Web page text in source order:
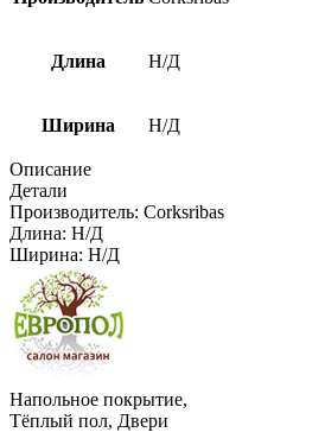
Длина Н/Д
Ширина Н/Д
Описание
Детали
Производитель: Corksribas
Длина: Н/Д
Ширина: Н/Д
Напольное покрытие,
Тёплый пол, Двери